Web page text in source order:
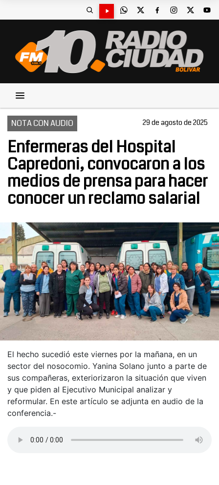
NOTA CON AUDIO 29 de agosto de 2025
Enfermeras del Hospital
Capredoni, convocaron a los
medios de prensa para hacer
conocer un reclamo salarial
El hecho sucedió este viernes por la mañana, en un
sector del nosocomio. Yanina Solano junto a parte de
sus compañeras, exteriorizaron la situación que viven
y que piden al Ejecutivo Municipal analizar y
reformular. En este artículo se adjunta en audio de la
conferencia.-